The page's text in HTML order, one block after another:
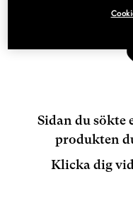
Sidan du sökte
produkten
Klicka dig